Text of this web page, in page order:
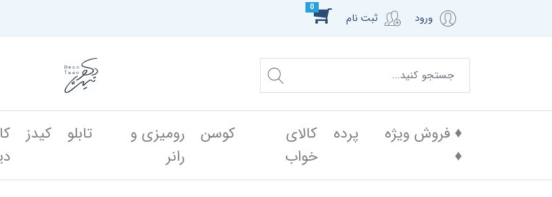
ورود ثبت نام
0
♦️ فروش ویژه
♦️
پرده
کالای
خواب
کوسن
رومیزی و
رانر
تابلو کیدز